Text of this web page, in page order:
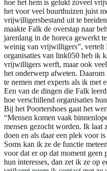
hoe het hem is gelukt zoveel
het voor veel buurthuizen juist
vrijwilligersbestand uit te
maakte Falk de overstap naar
jarenlang in de horeca gewerkt
weinig van vrijwilligers”, vertelt
organisaties van link050 heb ik
vrijwilligers werft, maar ook
het onderwerp afweten.
te nemen met experts als ik
Een van de dingen die Falk
hoe verschillend organisaties
Bij het Poortershoes gaat het
“Mensen komen vaak
mensen gezocht worden. Ik laat
doen en als daar een plek voor
Soms kan ik ze de functie
voor dat er op dat moment geen
hun interesses, dan zet ik ze op